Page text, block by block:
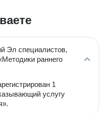
Эл специалистов,
раннего
1
услугу